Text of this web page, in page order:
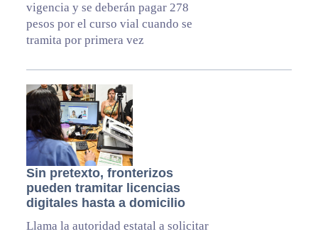
vigencia y se deberán pagar 278
pesos por el curso vial cuando se
tramita por primera vez
Sin pretexto, fronterizos
pueden tramitar licencias
digitales hasta a domicilio
Llama la autoridad estatal a solicitar